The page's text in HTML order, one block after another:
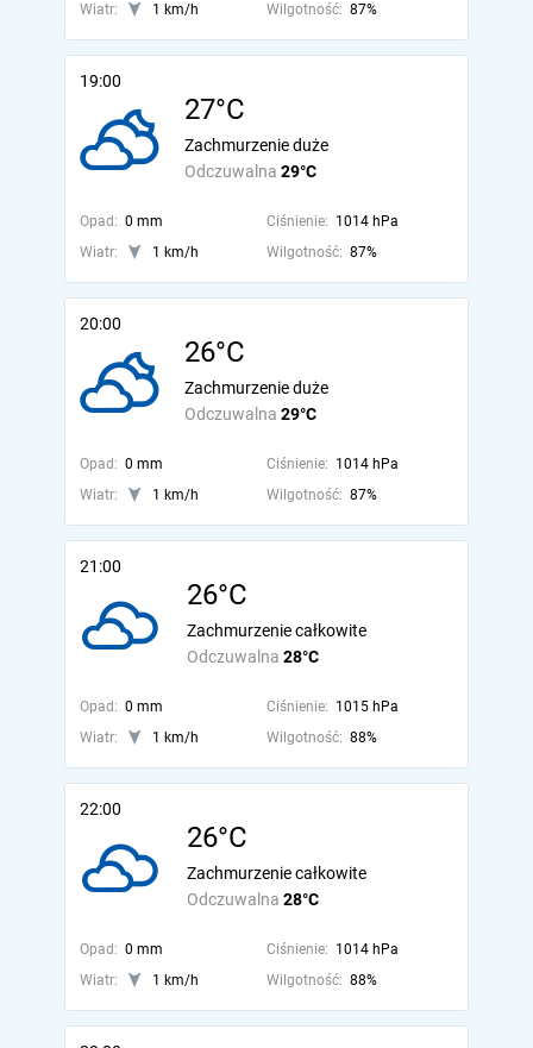
Wiatr:
1 km/h Wilgotność: 87%
19:00
27°C
Odczuwalna 29°C
Zachmurzenie duże
Opad: 0 mm Ciśnienie: 1014 hPa
Wiatr:
1 km/h Wilgotność: 87%
20:00
26°C
Odczuwalna 29°C
Zachmurzenie duże
Opad: 0 mm Ciśnienie: 1014 hPa
Wiatr:
1 km/h Wilgotność: 87%
21:00
26°C
Odczuwalna 28°C
Zachmurzenie całkowite
Opad: 0 mm Ciśnienie: 1015 hPa
Wiatr:
1 km/h Wilgotność: 88%
22:00
26°C
Odczuwalna 28°C
Zachmurzenie całkowite
Opad: 0 mm Ciśnienie: 1014 hPa
Wiatr:
1 km/h Wilgotność: 88%